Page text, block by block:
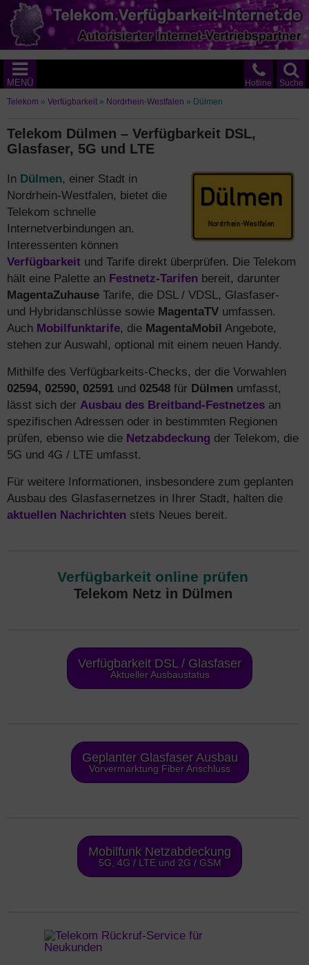
Suche
Hotline
MENÜ
Telekom » Verfügbarkeit » Nordrhein-Westfalen » Dülmen
Telekom Dülmen – Verfügbarkeit DSL,
Glasfaser, 5G und LTE
In Dülmen, einer Stadt in
Nordrhein-Westfalen, bietet die
Telekom schnelle
Internetverbindungen an.
Interessenten können
Verfügbarkeit und Tarife direkt überprüfen. Die Telekom
hält eine Palette an Festnetz-Tarifen bereit, darunter
MagentaZuhause Tarife, die DSL / VDSL, Glasfaser-
und Hybridanschlüsse sowie MagentaTV umfassen.
Auch Mobilfunktarife, die MagentaMobil Angebote,
stehen zur Auswahl, optional mit einem neuen Handy.
Mithilfe des Verfügbarkeits-Checks, der die Vorwahlen
02594, 02590, 02591 und 02548 für Dülmen umfasst,
lässt sich der Ausbau des Breitband-Festnetzes an
spezifischen Adressen oder in bestimmten Regionen
prüfen, ebenso wie die Netzabdeckung der Telekom, die
5G und 4G / LTE umfasst.
Für weitere Informationen, insbesondere zum geplanten
Ausbau des Glasfasernetzes in Ihrer Stadt, halten die
aktuellen Nachrichten stets Neues bereit.
Verfügbarkeit online prüfen
Telekom Netz in Dülmen
Verfügbarkeit DSL / Glasfaser
Aktueller Ausbaustatus
Geplanter Glasfaser Ausbau
Vorvermarktung Fiber Anschluss
Mobilfunk Netzabdeckung
5G, 4G / LTE und 2G / GSM